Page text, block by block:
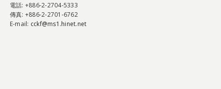
電話: +886-2-2704-5333
傳真: +886-2-2701-6762
E-mail: cckf@ms1.hinet.net